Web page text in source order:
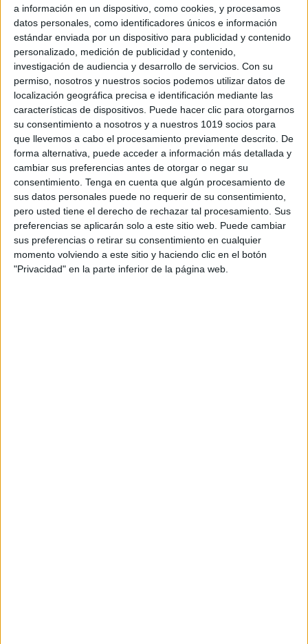
a información en un dispositivo, como cookies, y procesamos
datos personales, como identificadores únicos e información
estándar enviada por un dispositivo para publicidad y contenido
personalizado, medición de publicidad y contenido,
investigación de audiencia y desarrollo de servicios. Con su
permiso, nosotros y nuestros socios podemos utilizar datos de
localización geográfica precisa e identificación mediante las
características de dispositivos. Puede hacer clic para otorgarnos
su consentimiento a nosotros y a nuestros 1019 socios para
que llevemos a cabo el procesamiento previamente descrito. De
forma alternativa, puede acceder a información más detallada y
cambiar sus preferencias antes de otorgar o negar su
consentimiento. Tenga en cuenta que algún procesamiento de
sus datos personales puede no requerir de su consentimiento,
pero usted tiene el derecho de rechazar tal procesamiento. Sus
preferencias se aplicarán solo a este sitio web. Puede cambiar
sus preferencias o retirar su consentimiento en cualquier
momento volviendo a este sitio y haciendo clic en el botón
"Privacidad" en la parte inferior de la página web.
¿Cómo utilizar este vocabulario?
Actividades de asociación: Relaciona cada
palabra con su pictograma correspondiente.
Juegos en el aula o casa: Organiza
dinámicas para que los niños encuentren las
parejas correctas.
Refuerzo positivo: Celebra los aciertos de
los pequeños para motivarlos a seguir
aprendiendo.
Beneficios del material:
Desarrollo del lenguaje : Amplía el